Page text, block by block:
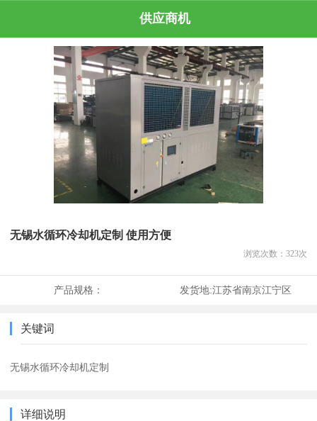
供应商机
无锡水循环冷却机定制 使用方便
浏览次数： 323次
产品规格： 发货地:江苏省南京江宁区
关键词
无锡水循环冷却机定制
详细说明